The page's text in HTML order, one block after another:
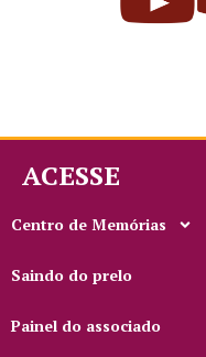
ACESSE
Centro de Memórias
Saindo do prelo
Painel do associado